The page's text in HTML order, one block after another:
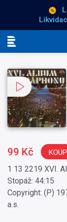
1 13 2219 XVI.
Stopáž: 44:15
Copyright: (P)
a.s.
99 Kč